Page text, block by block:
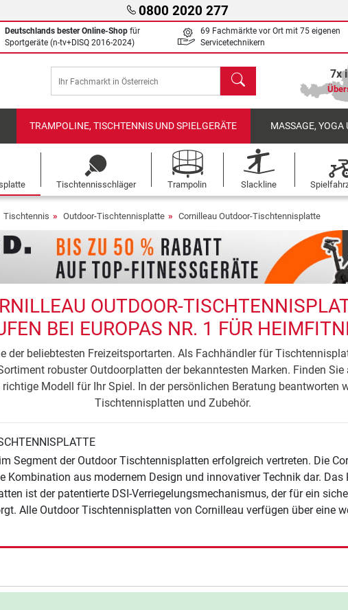
0800 2020 277
Deutschlands bester Online-Shop für
Sportgeräte (n-tv+DISQ 2016-2024)
69 Fachmärkte vor Ort mit 75 eigenen
Servicetechnikern
Suchen 7x
TRAMPOLINE, TISCHTENNIS UND SPIELGERÄTE MASSAGE, YOGA
Tischtennisschläger Trampolin Slackline
Tischtennis Outdoor-Tischtennisplatte Cornilleau Outdoor-Tischtennisplatte
OUTDOOR-
BEI EUROPAS NR. 1 FÜR
der beliebtesten Freizeitsportarten. Als Fachhändler für
robuster Outdoorplatten der bekanntesten Marken. Finden Sie
Modell für Ihr Spiel. In der persönlichen Beratung beantworten
Tischtennisplatten und Zubehör.
Segment der Outdoor Tischtennisplatten erfolgreich vertreten. Die
Kombination aus modernem Design und innovativer Technik dar.
ist der patentierte DSI-Verriegelungsmechanismus, der für ein
Alle Outdoor Tischtennisplatten von Cornilleau verfügen über eine